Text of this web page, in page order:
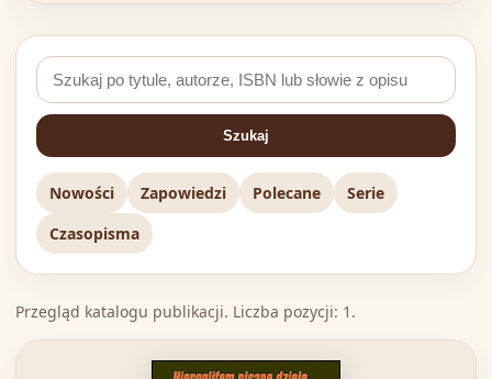
Szukaj
Nowości Zapowiedzi Polecane
Serie
Czasopisma
Przegląd katalogu publikacji. Liczba pozycji: 1.